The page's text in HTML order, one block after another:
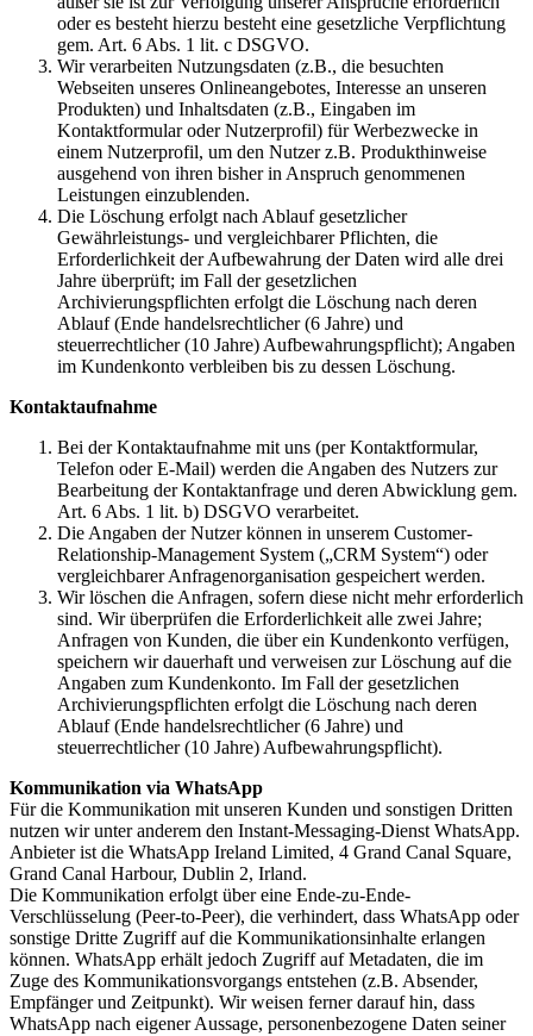
oder es besteht hierzu besteht eine gesetzliche Verpflichtung
gem. Art. 6 Abs. 1 lit. c DSGVO.
Wir verarbeiten Nutzungsdaten (z.B., die besuchten
Webseiten unseres Onlineangebotes, Interesse an unseren
Produkten) und Inhaltsdaten (z.B., Eingaben im
Kontaktformular oder Nutzerprofil) für Werbezwecke in
einem Nutzerprofil, um den Nutzer z.B. Produkthinweise
ausgehend von ihren bisher in Anspruch genommenen
Leistungen einzublenden.
Die Löschung erfolgt nach Ablauf gesetzlicher
Gewährleistungs- und vergleichbarer Pflichten, die
Erforderlichkeit der Aufbewahrung der Daten wird alle drei
Jahre überprüft; im Fall der gesetzlichen
Archivierungspflichten erfolgt die Löschung nach deren
Ablauf (Ende handelsrechtlicher (6 Jahre) und
steuerrechtlicher (10 Jahre) Aufbewahrungspflicht); Angaben
im Kundenkonto verbleiben bis zu dessen Löschung.
Kontaktaufnahme
Bei der Kontaktaufnahme mit uns (per Kontaktformular,
Telefon oder E-Mail) werden die Angaben des Nutzers zur
Bearbeitung der Kontaktanfrage und deren Abwicklung gem.
Art. 6 Abs. 1 lit. b) DSGVO verarbeitet.
Die Angaben der Nutzer können in unserem Customer-
Relationship-Management System („CRM System“) oder
vergleichbarer Anfragenorganisation gespeichert werden.
Wir löschen die Anfragen, sofern diese nicht mehr erforderlich
sind. Wir überprüfen die Erforderlichkeit alle zwei Jahre;
Anfragen von Kunden, die über ein Kundenkonto verfügen,
speichern wir dauerhaft und verweisen zur Löschung auf die
Angaben zum Kundenkonto. Im Fall der gesetzlichen
Archivierungspflichten erfolgt die Löschung nach deren
Ablauf (Ende handelsrechtlicher (6 Jahre) und
steuerrechtlicher (10 Jahre) Aufbewahrungspflicht).
Kommunikation via WhatsApp
Für die Kommunikation mit unseren Kunden und sonstigen Dritten
nutzen wir unter anderem den Instant-Messaging-Dienst WhatsApp.
Anbieter ist die WhatsApp Ireland Limited, 4 Grand Canal Square,
Grand Canal Harbour, Dublin 2, Irland.
Die Kommunikation erfolgt über eine Ende-zu-Ende-
Verschlüsselung (Peer-to-Peer), die verhindert, dass WhatsApp oder
sonstige Dritte Zugriff auf die Kommunikationsinhalte erlangen
können. WhatsApp erhält jedoch Zugriff auf Metadaten, die im
Zuge des Kommunikationsvorgangs entstehen (z.B. Absender,
Empfänger und Zeitpunkt). Wir weisen ferner darauf hin, dass
WhatsApp nach eigener Aussage, personenbezogene Daten seiner